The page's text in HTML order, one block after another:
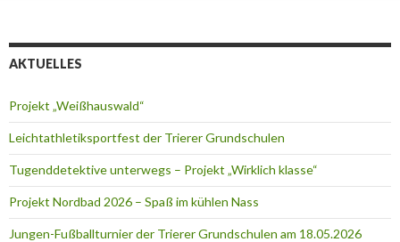
AKTUELLES
Projekt „Weißhauswald“
Leichtathletiksportfest der Trierer Grundschulen
Tugenddetektive unterwegs – Projekt „Wirklich klasse“
Projekt Nordbad 2026 – Spaß im kühlen Nass
Jungen-Fußballturnier der Trierer Grundschulen am 18.05.2026